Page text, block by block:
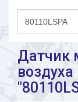
Датчик
воздуха